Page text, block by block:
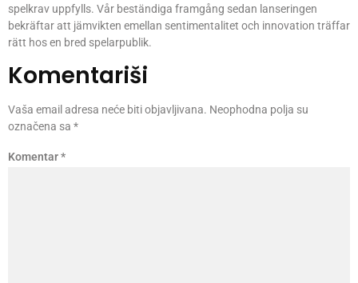
spelkrav uppfylls. Vår beständiga framgång sedan lanseringen
bekräftar att jämvikten emellan sentimentalitet och innovation träffar
rätt hos en bred spelarpublik.
Komentariši
Vaša email adresa neće biti objavljivana. Neophodna polja su
označena sa *
Komentar*